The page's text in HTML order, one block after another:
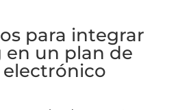
para integrar
en un plan de